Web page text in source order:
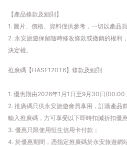
【產品條款及細則】
1. 圖片、價格、資料僅供參考，一切以產品頁
2. 永安旅遊保留隨時修改條款或撤銷的權利
決定權。
推廣碼【HASE120T6】條款及細則
1. 優惠期由2026年1月1日至9月30日(00:00
2. 推廣碼只供永安旅遊會員享用，訂購產品
輸入推廣碼，方可享受以下即時扣減折扣優惠
3. 優惠只限使用恒生信用卡付款；
4. 於優惠期間，憑指定推廣碼於永安旅遊網